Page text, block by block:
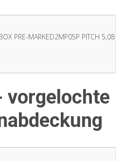
PRE-MARKED2MP05P PITCH 5,08 6
vorgelochte